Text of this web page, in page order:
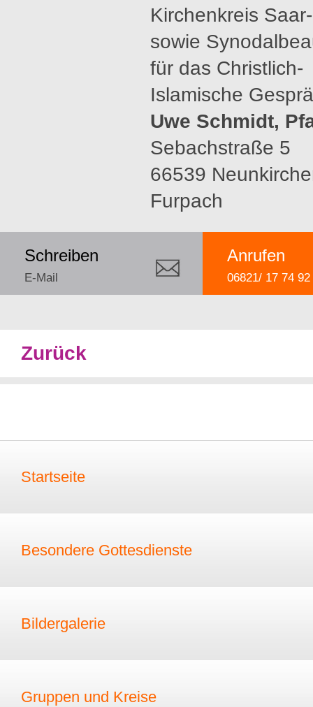
Kirchenkreis
sowie
für das Christlich-
Islamische
Uwe Schmidt,
Sebachstraße 5
66539
Furpach
Anrufen
06821/ 17 74 92
Schreiben
E-Mail
Zurück
Startseite
Besondere Gottesdienste
Bildergalerie
Gruppen und Kreise